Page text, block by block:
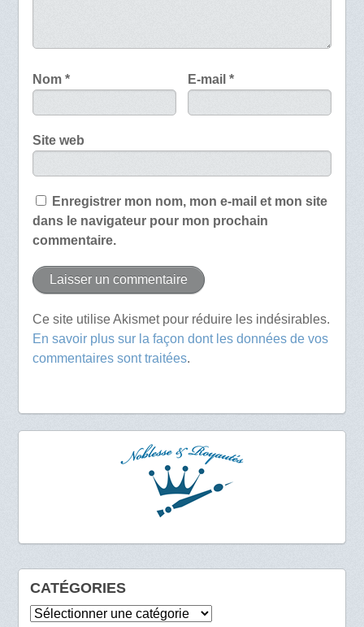
Nom * E-mail*
Site web
Enregistrer mon nom, mon e-mail et mon site
dans le navigateur pour mon prochain
commentaire.
Ce site utilise Akismet pour réduire les indésirables.
En savoir plus sur la façon dont les données de vos
commentaires sont traitées.
CATÉGORIES
Catégories